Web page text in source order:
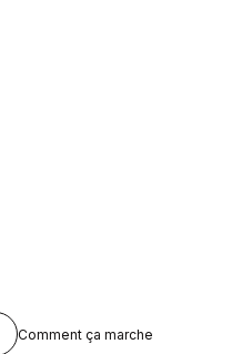
Comment ça marche